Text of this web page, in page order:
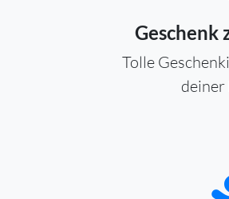
Geschenk
Tolle
deiner